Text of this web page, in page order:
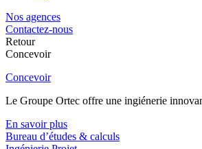
Nos agences
Contactez-nous
Retour
Concevoir
Concevoir
Le Groupe Ortec offre une ingiénerie
En savoir plus
Bureau d’études & calculs